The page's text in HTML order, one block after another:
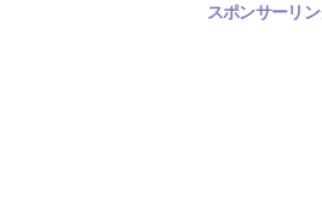
スポンサーリン